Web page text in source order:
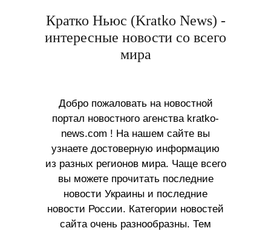
Кратко Ньюс (Kratko News) -
интересные новости со всего
мира
Добро пожаловать на новостной
портал новостного агенства kratko-
news.com ! На нашем сайте вы
узнаете достоверную информацию
из разных регионов мира. Чаще всего
вы можете прочитать последние
новости Украины и последние
новости России. Категории новостей
сайта очень разнообразны. Тем